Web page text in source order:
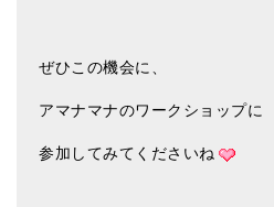
チベット高僧のオラクルカード
ベル＆ドルジェ
シンギングボウル入門本・CD
ぜひこの機会に、
アマナマナのワークショップに
参加してみてくださいね